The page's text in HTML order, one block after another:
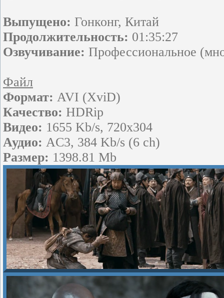
Выпущено: Гонконг, Китай
Продолжительность: 01:35:27
Озвучивание: Профессиональное
Файл
Формат: AVI (XviD)
Качество: HDRip
Видео: 1655 Kb/s, 720x304
Аудио: AC3, 384 Kb/s (6 ch)
Размер: 1398.81 Mb